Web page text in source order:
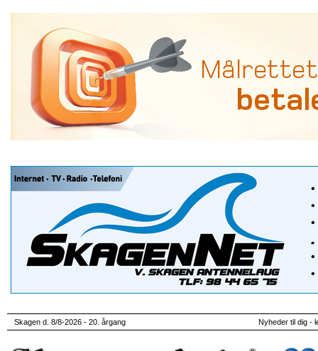
Skagen d. 8/8-2026 - 20. årgang Nyheder til dig -